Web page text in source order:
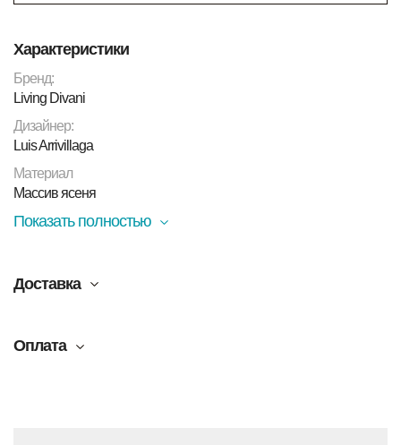
Характеристики
Бренд:
Living Divani
Дизайнер:
Luis Arrivillaga
Материал
Массив ясеня
Показать полностью
Доставка
Оплата